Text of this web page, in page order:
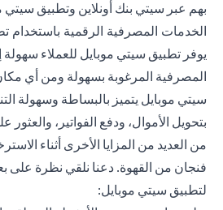
بهم عبر سيتي بنك أونلاين وتطبيق
الخدمات المصرفية الرقمية باستخدام
يوفر تطبيق سيتي موبايل للعملاء سهولة
المصرفية المرغوبة بسهولة ومن أي
سيتي موبايل يتميز بالبساطة وسهولة
بتحويل الأموال، ودفع الفواتير،
من العديد من المزايا الأخرى أثناء
فنجان من القهوة. دعنا نلقي نظرة على
لتطبيق سيتي موبايل: